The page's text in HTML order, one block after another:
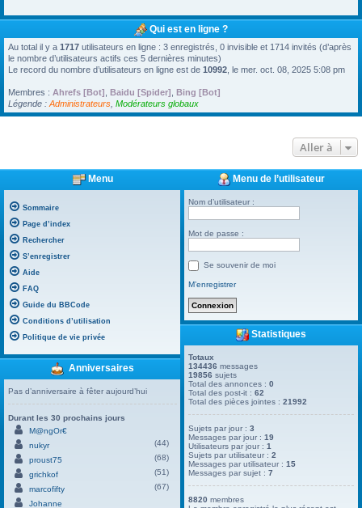
Qui est en ligne ?
Au total il y a 1717 utilisateurs en ligne : 3 enregistrés, 0 invisible et 1714 invités (d’après
le nombre d’utilisateurs actifs ces 5 dernières minutes)
Le record du nombre d’utilisateurs en ligne est de 10992 , le mer. oct. 08, 2025 5:08 pm
Membres : Ahrefs [Bot] Baidu [Spider] Bing [Bot]
Légende : Administrateurs Modérateurs globaux
Aller à
Menu
Sommaire
Page d’index
Rechercher
S’enregistrer
Aide
FAQ
Guide du BBCode
Conditions d’utilisation
Politique de vie privée
Anniversaires
Pas d’anniversaire à fêter aujourd’hui
Durant les 30 prochains jours
M@ngOr€
nukyr
(44)
proust75
(68)
grichkof
(51)
marcofifty
(67)
Johanne
Menu de l’utilisateur
Nom d’utilisateur :
Mot de passe :
Se souvenir de moi
M’enregistrer
Statistiques
Totaux
134436 messages
19856 sujets
Total des annonces :0
Total des post-it :62
Total des pièces jointes :21992
Sujets par jour :3
Messages par jour :19
Utilisateurs par jour :1
Sujets par utilisateur :2
Messages par utilisateur :15
Messages par sujet :7
8820 membres